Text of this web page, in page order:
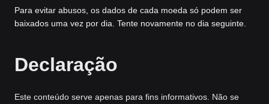
Para evitar abusos, os dados de cada moeda só podem ser
baixados uma vez por dia. Tente novamente no dia seguinte.
Declaração
Este conteúdo serve apenas para fins informativos. Não se